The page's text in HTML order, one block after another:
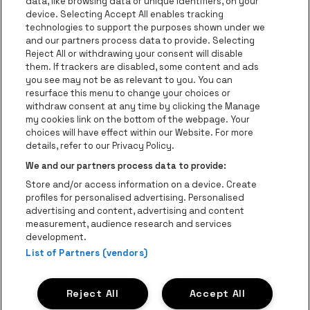
Ga naar de website van Europcar
Ga naar de
Ga naar de website van Coca-Cola
Ga naar de website van
Ga naar de
Ga naar de website van Champagne
Ga naar de website
Ga naar de website van Het
Ga naar de
AFAS Dome is een deel van be•at
AFAS Dome
Schijnpoortweg 119, 2170 Antwerpen
Be-At Venues
Schijnpoortweg 119, 2170 Antwerpen
BTW (BE) 0461.051.688 - RPR Antwerpen
BNP Paribas Fortis - IBAN: BE93 2200 4925 0067 - BIC:
GEBABEBB
device. Selecting Accept All enables tracking
technologies to support the purposes shown under we
and our partners process data to provide. Selecting
Reject All or withdrawing your consent will disable
them. If trackers are disabled, some content and ads
you see may not be as relevant to you. You can
resurface this menu to change your choices or
withdraw consent at any time by clicking the Manage
my cookies link on the bottom of the webpage. Your
choices will have effect within our Website. For more
details, refer to our Privacy Policy.
We and our partners process data to provide:
Store and/or access information on a device. Create
profiles for personalised advertising. Personalised
advertising and content, advertising and content
measurement, audience research and services
development.
List of Partners (vendors)
Accept All
Reject All